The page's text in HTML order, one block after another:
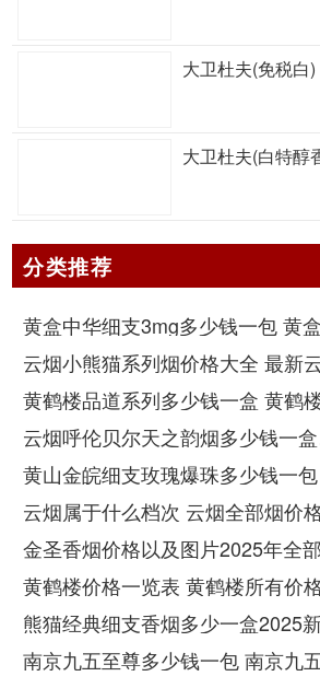
大卫杜夫(免税白)
大卫杜夫(白特醇
分类推荐
黄鹤楼价格一览表 黄鹤楼所有价
熊猫经典细支香烟多少一盒2025